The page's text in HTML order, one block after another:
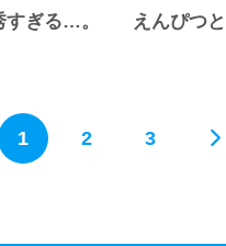
ぎる…。 えんぴつ
1 2 3